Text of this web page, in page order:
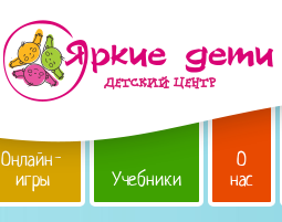
Онлайн-
игры Учебники
О
нас